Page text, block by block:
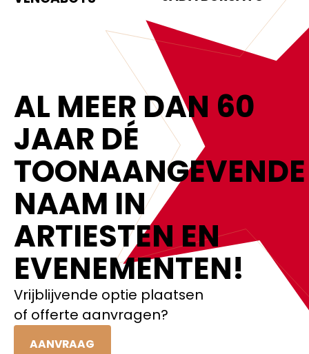
AL MEER DAN 60
JAAR DÉ
TOONAANGEVENDE
NAAM IN
ARTIESTEN EN
EVENEMENTEN!‍
Vrijblijvende optie plaatsen
of offerte aanvragen?
AANVRAAG